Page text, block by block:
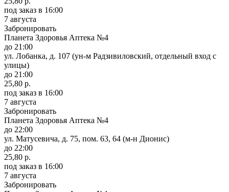
под заказ в 16:00
7 августа
Забронировать
Планета Здоровья Аптека №4
до 21:00
ул. Лобанка, д. 107 (ун-м Радзивиловский, отдельный вход с
улицы)
до 21:00
25,80 р.
под заказ в 16:00
7 августа
Забронировать
Планета Здоровья Аптека №4
до 22:00
ул. Матусевича, д. 75, пом. 63, 64 (м-н Дионис)
до 22:00
25,80 р.
под заказ в 16:00
7 августа
Забронировать